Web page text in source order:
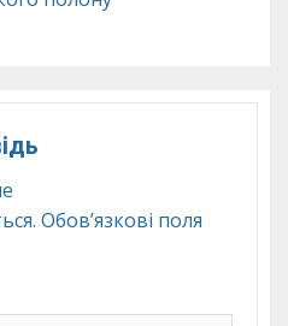
Обов’язкові поля